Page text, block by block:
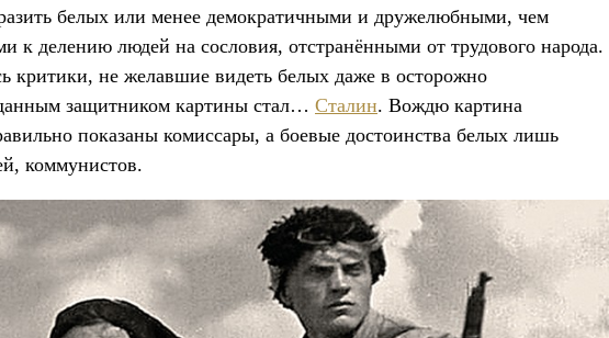
белых или менее демократичными и дружелюбными, чем
к делению людей на сословия, отстранёнными от трудового народа.
критики, не желавшие видеть белых даже в осторожно
защитником картины стал… Сталин. Вождю картина
показаны комиссары, а боевые достоинства белых лишь
коммунистов.